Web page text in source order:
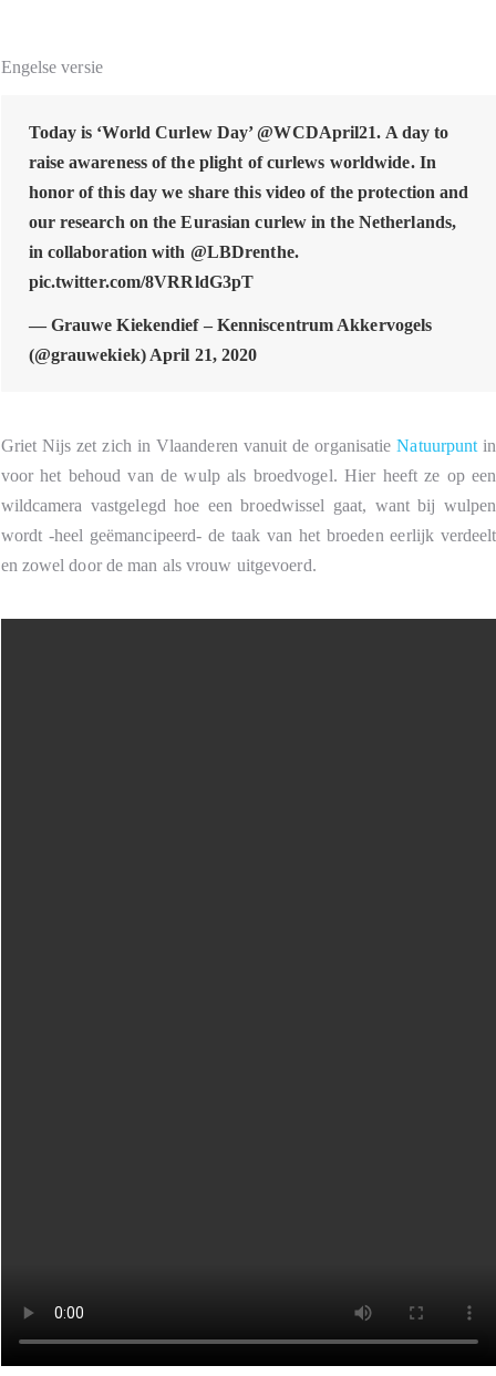
Engelse versie
Today is ‘World Curlew Day’ @WCDApril21. A day to
raise awareness of the plight of curlews worldwide. In
honor of this day we share this video of the protection and
our research on the Eurasian curlew in the Netherlands,
in collaboration with @LBDrenthe.
pic.twitter.com/8VRRldG3pT
— Grauwe Kiekendief – Kenniscentrum Akkervogels
(@grauwekiek) April 21, 2020
Griet Nijs zet zich in Vlaanderen vanuit de organisatieNatuurpunt in
voor het behoud van de wulp als broedvogel. Hier heeft ze op een
wildcamera vastgelegd hoe een broedwissel gaat, want bij wulpen
wordt -heel geëmancipeerd- de taak van het broeden eerlijk verdeelt
en zowel door de man als vrouw uitgevoerd.